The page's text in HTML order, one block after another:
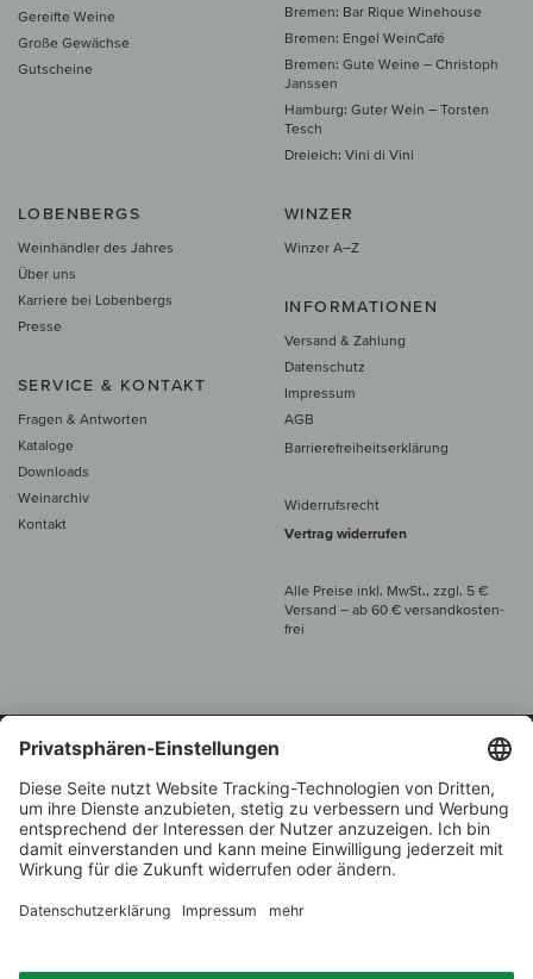
Gereifte Weine
Große Gewächse
Gutscheine
Bremen: Bar Rique Winehouse
Bremen: Engel WeinCafé
Bremen: Gute Weine – Christoph
Janssen
Hamburg: Guter Wein – Torsten
Tesch
Dreieich: Vini di Vini
LOBENBERGS
Weinhändler des Jahres
Über uns
Karriere bei Lobenbergs
Presse
SERVICE & KONTAKT
Fragen & Antworten
Kataloge
Downloads
Weinarchiv
Kontakt
WINZER
Winzer A–Z
INFORMATIONEN
Versand & Zahlung
Datenschutz
Impressum
AGB
Barrierefreiheitserklärung
Widerrufsrecht
Vertrag widerrufen
Alle Preise inkl. MwSt., zzgl. 5 €
Versand – ab 60 € versand­kosten­
frei
Beratung unter
+49 421 696 797-0
1.000 Winzer –
Über 7.000 Weine
Weinhändler
des Jahres 2022